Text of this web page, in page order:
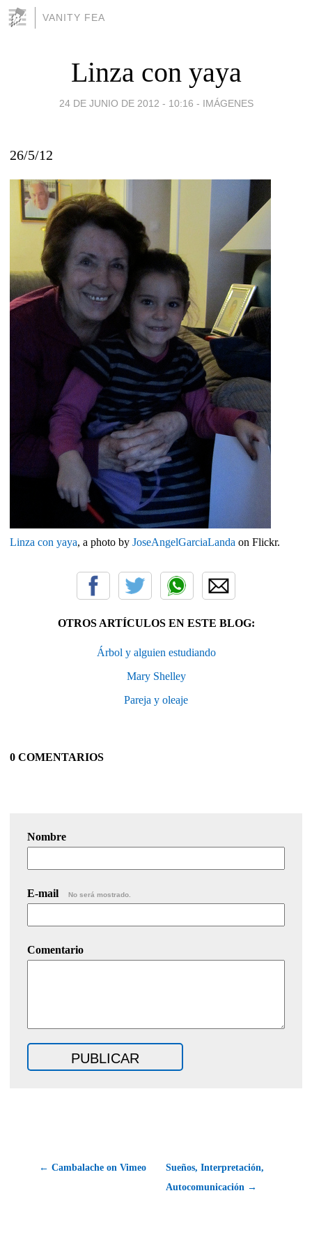
VANITY FEA
Linza con yaya
24 DE JUNIO DE 2012 - 10:16 - IMÁGENES
26/5/12
Linza con yaya, a photo by JoseAngelGarciaLanda on Flickr.
OTROS ARTÍCULOS EN ESTE BLOG:
Árbol y alguien estudiando
Mary Shelley
Pareja y oleaje
0 COMENTARIOS
Nombre
E-mail No será mostrado.
Comentario
← Cambalache on Vimeo
Sueños, Interpretación,
Autocomunicación →